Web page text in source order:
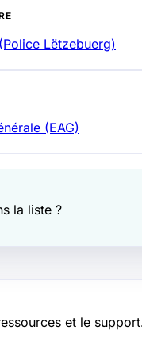
Lëtzebuerg)
(EAG)
la liste ?
et le